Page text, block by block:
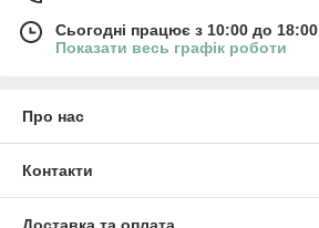
Сьогодні працює з 10:00 до 18:00
Показати весь графік роботи
Про нас
Контакти